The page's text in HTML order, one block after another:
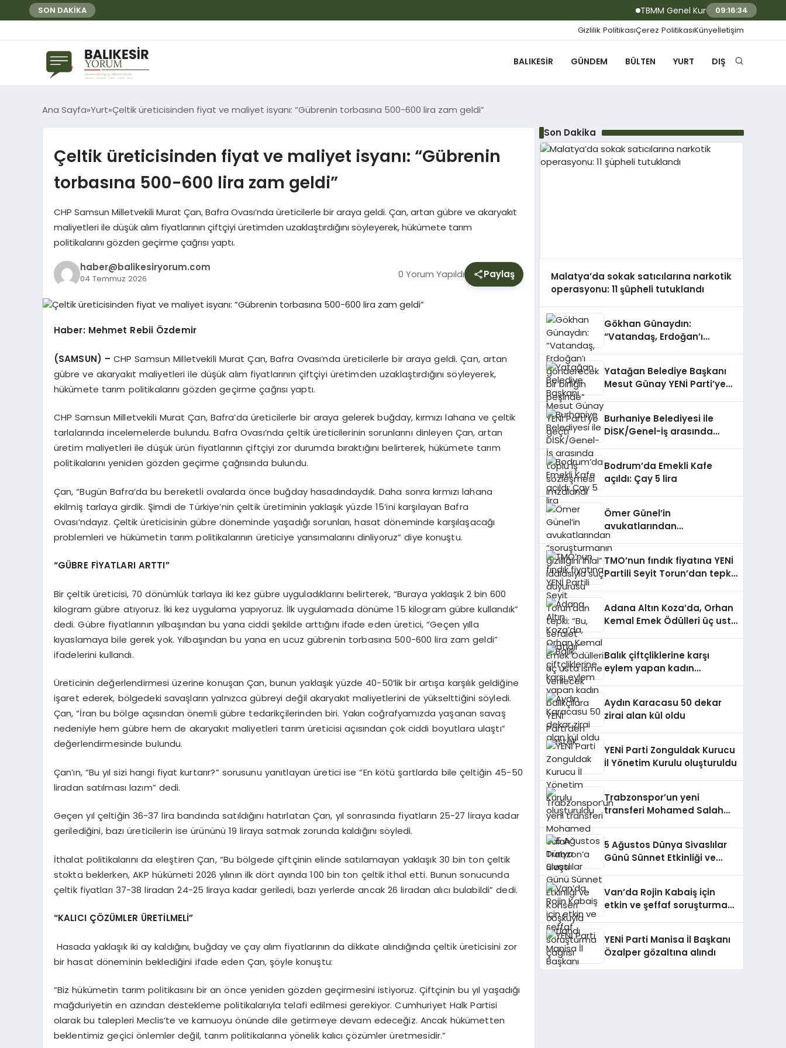
SON DAKİKA TBMM Genel Kurulu… Turhan Çömez
09:16:35
Gizlilik PolitikasıÇerez PolitikasıKünyeİletişim
BALIKESIR GÜNDEM BÜLTEN YURT DIŞ
Ana Sayfa Yurt Çeltik üreticisinden fiyat ve maliyet isyanı: “Gübrenin torbasına 500-600 lira zam geldi”
Çeltik üreticisinden fiyat ve maliyet isyanı: “Gübrenin
torbasına 500-600 lira zam geldi”
CHP Samsun Milletvekili Murat Çan, Bafra Ovası’nda üreticilerle bir araya geldi. Çan, artan gübre ve akaryakıt
maliyetleri ile düşük alım fiyatlarının çiftçiyi üretimden uzaklaştırdığını söyleyerek, hükümete tarım
politikalarını gözden geçirme çağrısı yaptı.
haber@balikesiryorum.com
04 Temmuz 2026 0 Yorum Yapıldı Paylaş
Haber: Mehmet Rebii Özdemir
(SAMSUN) – CHP Samsun Milletvekili Murat Çan, Bafra Ovası’nda üreticilerle bir araya geldi. Çan, artan
gübre ve akaryakıt maliyetleri ile düşük alım fiyatlarının çiftçiyi üretimden uzaklaştırdığını söyleyerek,
hükümete tarım politikalarını gözden geçirme çağrısı yaptı.
CHP Samsun Milletvekili Murat Çan, Bafra’da üreticilerle bir araya gelerek buğday, kırmızı lahana ve çeltik
tarlalarında incelemelerde bulundu. Bafra Ovası’nda çeltik üreticilerinin sorunlarını dinleyen Çan, artan
üretim maliyetleri ile düşük ürün fiyatlarının çiftçiyi zor durumda bıraktığını belirterek, hükümete tarım
politikalarını yeniden gözden geçirme çağrısında bulundu.
Çan, “Bugün Bafra’da bu bereketli ovalarda önce buğday hasadındaydık. Daha sonra kırmızı lahana
ekilmiş tarlaya girdik. Şimdi de Türkiye’nin çeltik üretiminin yaklaşık yüzde 15’ini karşılayan Bafra
Ovası’ndayız. Çeltik üreticisinin gübre döneminde yaşadığı sorunları, hasat döneminde karşılaşacağı
problemleri ve hükümetin tarım politikalarının üreticiye yansımalarını dinliyoruz” diye konuştu.
“GÜBRE FİYATLARI ARTTI”
Bir çeltik üreticisi, 70 dönümlük tarlaya iki kez gübre uyguladıklarını belirterek, “Buraya yaklaşık 2 bin 600
kilogram gübre atıyoruz. İki kez uygulama yapıyoruz. İlk uygulamada dönüme 15 kilogram gübre kullandık”
dedi. Gübre fiyatlarının yılbaşından bu yana ciddi şekilde arttığını ifade eden üretici, “Geçen yılla
kıyaslamaya bile gerek yok. Yılbaşından bu yana en ucuz gübrenin torbasına 500-600 lira zam geldi”
ifadelerini kullandı.
Üreticinin değerlendirmesi üzerine konuşan Çan, bunun yaklaşık yüzde 40-50’lik bir artışa karşılık geldiğine
işaret ederek, bölgedeki savaşların yalnızca gübreyi değil akaryakıt maliyetlerini de yükselttiğini söyledi.
Çan, “İran bu bölge açısından önemli gübre tedarikçilerinden biri. Yakın coğrafyamızda yaşanan savaş
nedeniyle hem gübre hem de akaryakıt maliyetleri tarım üreticisi açısından çok ciddi boyutlara ulaştı”
değerlendirmesinde bulundu.
Çan’ın, “Bu yıl sizi hangi fiyat kurtarır?” sorusunu yanıtlayan üretici ise “En kötü şartlarda bile çeltiğin 45-50
liradan satılması lazım” dedi.
Geçen yıl çeltiğin 36-37 lira bandında satıldığını hatırlatan Çan, yıl sonrasında fiyatların 25-27 liraya kadar
gerilediğini, bazı üreticilerin ise ürününü 19 liraya satmak zorunda kaldığını söyledi.
İthalat politikalarını da eleştiren Çan, “Bu bölgede çiftçinin elinde satılamayan yaklaşık 30 bin ton çeltik
stokta beklerken, AKP hükümeti 2026 yılının ilk dört ayında 100 bin ton çeltik ithal etti. Bunun sonucunda
çeltik fiyatları 37-38 liradan 24-25 liraya kadar geriledi, bazı yerlerde ancak 26 liradan alıcı bulabildi” dedi.
“KALICI ÇÖZÜMLER ÜRETİLMELİ”
Hasada yaklaşık iki ay kaldığını, buğday ve çay alım fiyatlarının da dikkate alındığında çeltik üreticisini zor
bir hasat döneminin beklediğini ifade eden Çan, şöyle konuştu:
“Biz hükümetin tarım politikasını bir an önce yeniden gözden geçirmesini istiyoruz. Çiftçinin bu yıl yaşadığı
mağduriyetin en azından destekleme politikalarıyla telafi edilmesi gerekiyor. Cumhuriyet Halk Partisi
olarak bu talepleri Meclis’te ve kamuoyu önünde dile getirmeye devam edeceğiz. Ancak hükümetten
beklentimiz geçici önlemler değil, tarım politikalarına yönelik kalıcı çözümler üretmesidir.”
Son Dakika
Malatya’da sokak satıcılarına narkotik
operasyonu: 11 şüpheli tutuklandı
Gökhan Günaydın:
“Vatandaş, Erdoğan’ı
Yatağan Belediye Başkanı
Mesut Günay YENİ Parti’ye
Burhaniye Belediyesi ile
DİSK/Genel-İş arasında
Bodrum’da Emekli Kafe
açıldı: Çay 5 lira
Ömer Günel’in
avukatlarından
“soruşturmanın gizliliğini
ihlal” iddiasıyla suç
duyurusu
TMO’nun fındık fiyatına YENİ
Partili Seyit Torun’dan tepki:
Adana Altın Koza’da, Orhan
Kemal Emek Ödülleri üç usta
Balık çiftçliklerine karşı
eylem yapan kadın
Aydın Karacasu 50 dekar
zirai alan kül oldu
YENİ Parti Zonguldak Kurucu
İl Yönetim Kurulu oluşturuldu
Trabzonspor’un yeni
transferi Mohamed Salah
5 Ağustos Dünya Sivaslılar
Günü Sünnet Etkinliği ve
Van’da Rojin Kabaiş için
etkin ve şeffaf soruşturma
YENİ Parti Manisa İl Başkanı
Özalper gözaltına alındı